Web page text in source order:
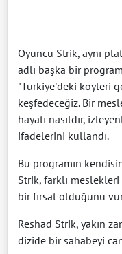
Oyuncu Strik, aynı
adlı başka bir
"Türkiye'deki köyleri
keşfedeceğiz. Bir
hayatı nasıldır,
ifadelerini kullandı.
Bu programın
Strik, farklı
bir fırsat olduğunu
Reshad Strik, yakın
dizide bir sahabeyi